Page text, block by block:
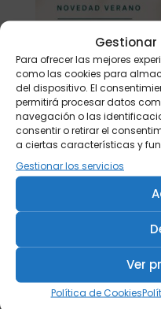
Para ofrecer las mejores
como las cookies para
del dispositivo. El
permitirá procesar datos
navegación o las
consentir o retirar el
a ciertas características y
Gestionar los servicios
Ver
Política de Cookies